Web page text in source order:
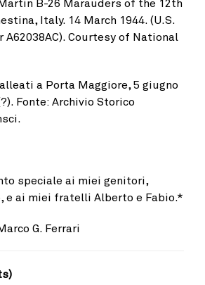
Italy. 14 March 1944. (U.S.
A62038AC). Courtesy of National
a Porta Maggiore, 5 giugno
Fonte: Archivio Storico
speciale ai miei genitori,
e ai miei fratelli Alberto e Fabio.*
G. Ferrari